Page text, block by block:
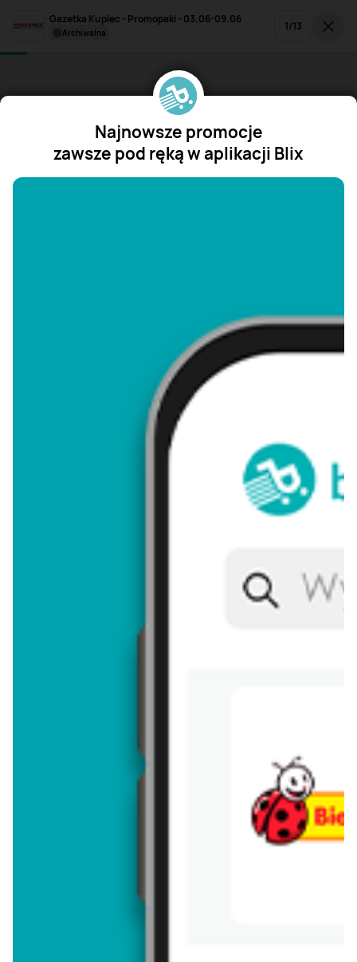
Gazetka Kupiec - Promopaki - 03.06-09.06
archiwalna 1/13
Najnowsze promocje
zawsze pod ręką w aplikacji Blix
"/>